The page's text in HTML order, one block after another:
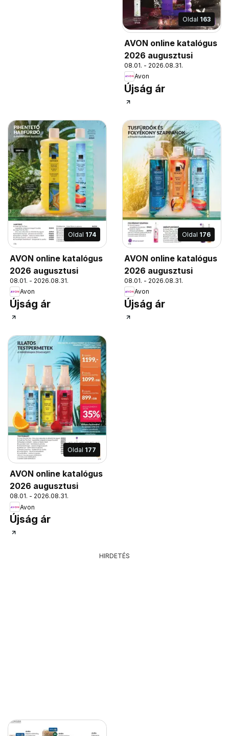
Oldal 163
AVON online katalógus
2026 augusztusi
08.01. - 2026.08.31.
Avon
Újság ár
Oldal 174
AVON online katalógus
2026 augusztusi
08.01. - 2026.08.31.
Avon
Újság ár
Oldal 176
AVON online katalógus
2026 augusztusi
08.01. - 2026.08.31.
Avon
Újság ár
Oldal 177
AVON online katalógus
2026 augusztusi
08.01. - 2026.08.31.
Avon
Újság ár
HIRDETÉS